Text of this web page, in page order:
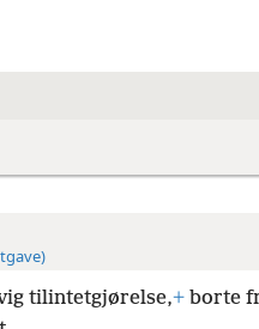
tilintetgjørelse,+borte